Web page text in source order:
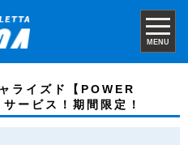
MENU
ライズド【POWER
ービス！期間限定！